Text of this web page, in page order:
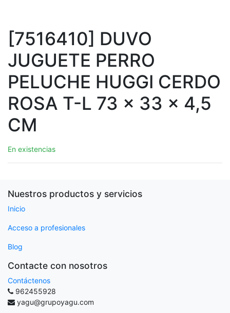
[7516410] DUVO
JUGUETE PERRO
PELUCHE HUGGI CERDO
ROSA T-L 73 x 33 x 4,5
CM
En existencias
Nuestros productos y servicios
Inicio
Acceso a profesionales
Blog
Contacte con nosotros
Contáctenos
962455928
yagu@grupoyagu.com